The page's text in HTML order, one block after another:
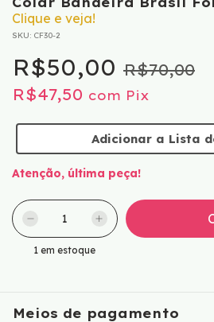
Clique e veja!
SKU: CF30-2
R$50,00 R$70,00
R$47,50 com Pix
Adicionar a Lista
Atenção, última peça!
1 em estoque
Meios de pagamento